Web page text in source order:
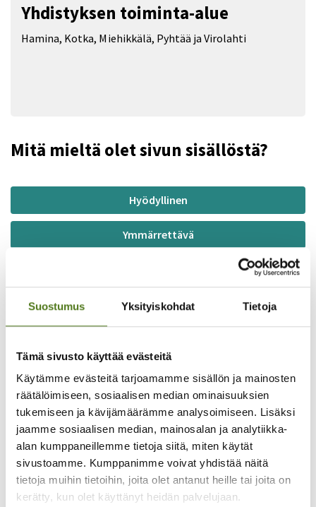
Suostumus Yksityiskohdat Tietoja
Tämä sivusto käyttää evästeitä
Käytämme evästeitä tarjoamamme sisällön ja mainosten
räätälöimiseen, sosiaalisen median ominaisuuksien
tukemiseen ja kävijämäärämme analysoimiseen. Lisäksi
jaamme sosiaalisen median, mainosalan ja analytiikka-
alan kumppaneillemme tietoja siitä, miten käytät
sivustoamme. Kumppanimme voivat yhdistää näitä
tietoja muihin tietoihin, joita olet antanut heille tai joita on
kerätty, kun olet käyttänyt heidän palvelujaan.
Yhdistyksen toiminta-alue
Hamina, Kotka, Miehikkälä, Pyhtää ja Virolahti
Mitä mieltä olet sivun sisällöstä?
Hyödyllinen
Ymmärrettävä
Turha
Yhdistykset
Tutustu epilepsiayhdistyksiin
Etelä-Kymen
epilepsiayhdistys
Yhdistyksen tapahtumat
Yhdistyksen yhteystiedot
Liity jäseneksi